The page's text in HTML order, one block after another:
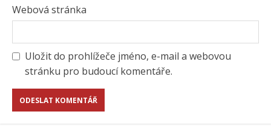
Webová stránka
Uložit do prohlížeče jméno, e-mail a webovou
stránku pro budoucí komentáře.